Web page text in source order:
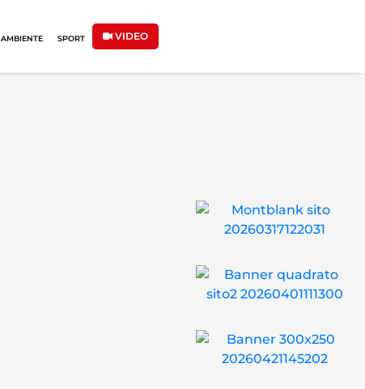
AMBIENTE SPORT VIDEO